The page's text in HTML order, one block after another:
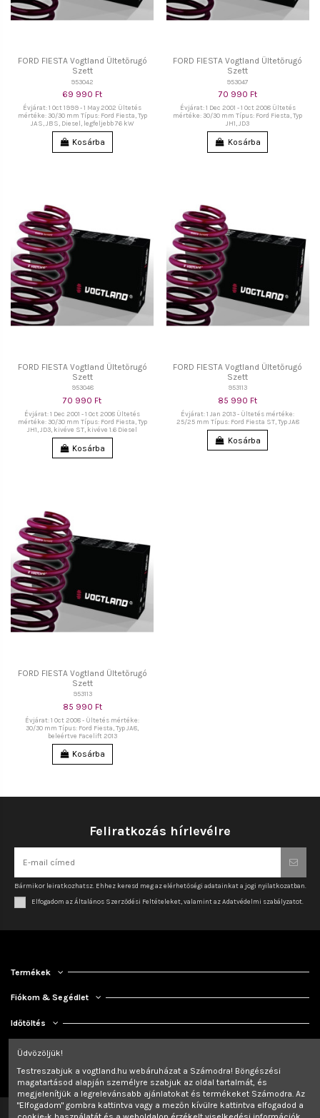
FORD FIESTA Vogtland Ültetőrugó
Szett
953042
69 990 Ft
Évjárat: 1 Oct 1999 - 1 May 2002 Ültetés
mértéke: 30/30 mm Típus: Ford Fiesta, Typ
JAS, JBS, Diesel, legfeljebb 76 kW
Kosárba
FORD FIESTA Vogtland Ültetőrugó
Szett
953047
70 990 Ft
Évjárat: 1 Dec 2001 - 1 Oct 2008 Ültetés
mértéke: 30/30 mm Típus: Ford Fiesta, Typ
JH1, JD3
Kosárba
FORD FIESTA Vogtland Ültetőrugó
Szett
953048
70 990 Ft
Évjárat: 1 Dec 2001 - 1 Oct 2008 Ültetés
mértéke: 30/30 mm Típus: Ford Fiesta, Typ
JH1, JD3, kivéve ST, kivéve 1.6 Diesel
Kosárba
FORD FIESTA Vogtland Ültetőrugó
Szett
953113
85 990 Ft
Évjárat: 1 Jan 2013 - Ültetés mértéke:
25/25 mm Típus: Ford Fiesta ST, Typ JA8
Kosárba
FORD FIESTA Vogtland Ültetőrugó
Szett
953113
85 990 Ft
Évjárat: 1 Oct 2008 - Ültetés mértéke:
30/30 mm Típus: Ford Fiesta, Typ JA8,
beleértve Facelift 2013
Kosárba
Feliratkozás hírlevélre
Bármikor leiratkozhatsz. Ehhez keresd meg az elérhetőségi adatainkat a jogi nyilatkozatban.
Elfogadom az Általános Szerződési Feltételeket, valamint az Adatvédelmi szabályzatot.
Termékek
Fiókom & Segédlet
Időtöltés
Kapcsolat
Üdvözöljük!
Testreszabjuk a vogtland.hu webáruházat a Számodra! Böngészési
magatartásod alapján személyre szabjuk az oldal tartalmát, és
megjelenítjük a legrelevánsabb ajánlatokat és termékeket Számodra. Az
"Elfogadom" gombra kattintva vagy a mezőn kívülre kattintva elfogadod a